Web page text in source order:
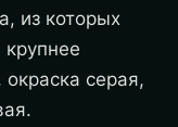
из которых
серая,